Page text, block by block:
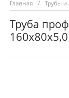
Главная / Трубы и
Труба